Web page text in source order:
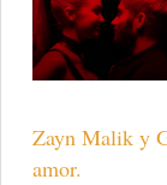
Zayn Malik y
amor.